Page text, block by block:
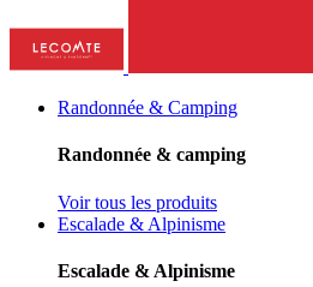
Randonnée & Camping
Randonnée & camping
Voir tous les produits
Escalade & Alpinisme
Escalade & Alpinisme